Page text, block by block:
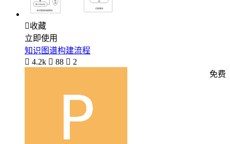
收藏
立即使用
知识图谱构建流程
 4.2k  88  2
免费